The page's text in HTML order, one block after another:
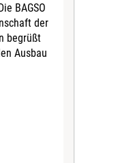
BAGSO
der
begrüßt
Ausbau